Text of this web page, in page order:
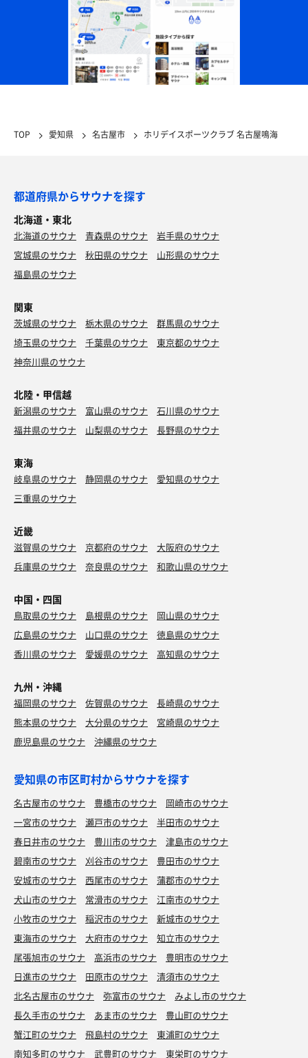
TOP 愛知県 名古屋市 ホリデイスポーツクラブ 名古屋鳴海
都道府県からサウナを探す
北海道・東北
北海道のサウナ 青森県のサウナ
岩手県のサウナ
宮城県のサウナ
秋田県のサウナ
山形県のサウナ
福島県のサウナ
関東
茨城県のサウナ 栃木県のサウナ
群馬県のサウナ
埼玉県のサウナ
千葉県のサウナ
東京都のサウナ
神奈川県のサウナ
北陸・甲信越
新潟県のサウナ 富山県のサウナ
石川県のサウナ
福井県のサウナ
山梨県のサウナ 長野県のサウナ
東海
岐阜県のサウナ 静岡県のサウナ
愛知県のサウナ
三重県のサウナ
近畿
滋賀県のサウナ 京都府のサウナ
大阪府のサウナ
兵庫県のサウナ
奈良県のサウナ 和歌山県のサウナ
中国・四国
鳥取県のサウナ 島根県のサウナ
岡山県のサウナ
広島県のサウナ
山口県のサウナ
徳島県のサウナ
香川県のサウナ
愛媛県のサウナ 高知県のサウナ
九州・沖縄
福岡県のサウナ 佐賀県のサウナ
長崎県のサウナ
熊本県のサウナ
大分県のサウナ
宮崎県のサウナ
鹿児島県のサウナ
沖縄県のサウナ
愛知県の市区町村からサウナを探す
名古屋市のサウナ 豊橋市のサウナ
岡崎市のサウナ
一宮市のサウナ
瀬戸市のサウナ
半田市のサウナ
春日井市のサウナ
豊川市のサウナ
津島市のサウナ
碧南市のサウナ
刈谷市のサウナ
豊田市のサウナ
安城市のサウナ
西尾市のサウナ
蒲郡市のサウナ
犬山市のサウナ
常滑市のサウナ
江南市のサウナ
小牧市のサウナ
稲沢市のサウナ
新城市のサウナ
東海市のサウナ
大府市のサウナ
知立市のサウナ
尾張旭市のサウナ
高浜市のサウナ
豊明市のサウナ
日進市のサウナ
田原市のサウナ
清須市のサウナ
北名古屋市のサウナ
弥富市のサウナ
みよし市のサウナ
長久手市のサウナ
あま市のサウナ
豊山町のサウナ
蟹江町のサウナ
飛島村のサウナ
東浦町のサウナ
南知多町のサウナ
武豊町のサウナ
東栄町のサウナ